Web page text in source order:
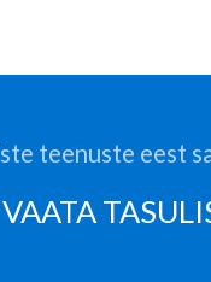
teenuste eest
VAATA